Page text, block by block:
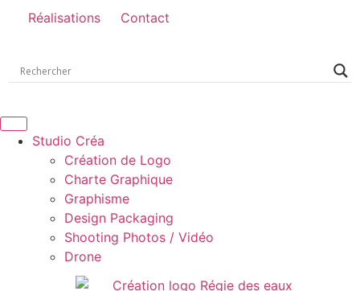
Réalisations Contact
Studio Créa
Création de Logo
Charte Graphique
Graphisme
Design Packaging
Shooting Photos / Vidéo
Drone